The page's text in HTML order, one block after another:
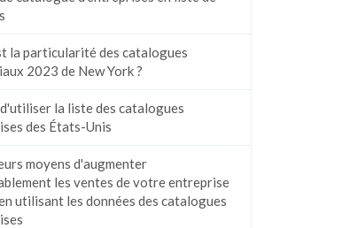
la particularité des catalogues
2023 de New York ?
la liste des catalogues
des États-Unis
moyens d'augmenter
les ventes de votre entreprise
utilisant les données des catalogues